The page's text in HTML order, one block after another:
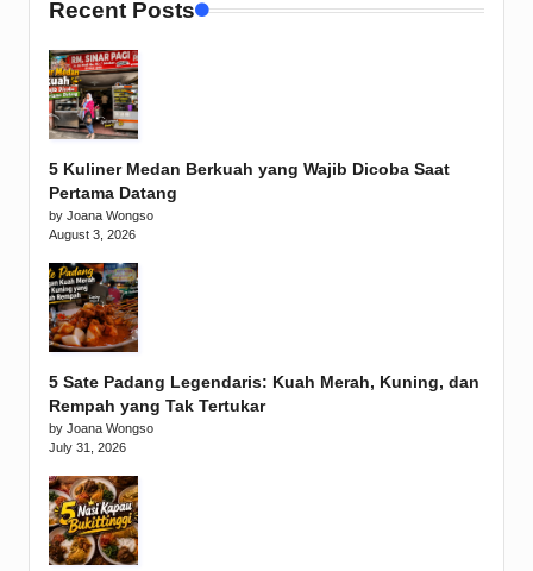
Recent Posts
5 Kuliner Medan Berkuah yang Wajib Dicoba Saat
Pertama Datang
by Joana Wongso
August 3, 2026
5 Sate Padang Legendaris: Kuah Merah, Kuning, dan
Rempah yang Tak Tertukar
by Joana Wongso
July 31, 2026